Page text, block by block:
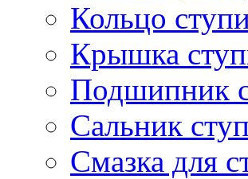
Кольцо
Крышка
Подшипник
Сальник
Смазка для